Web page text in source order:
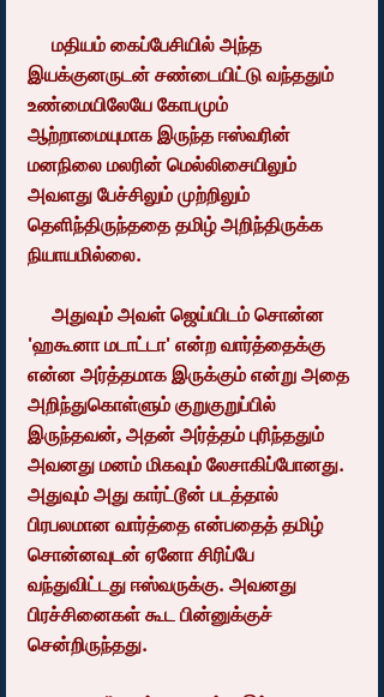
இயக்குனருடன் சண்டையிட்டு வந்ததும்
உண்மையிலேயே கோபமும்
ஆற்றாமையுமாக இருந்த ஈஸ்வரின்
மனநிலை மலரின் மெல்லிசையிலும்
அவளது பேச்சிலும் முற்றிலும்
தெளிந்திருந்ததை தமிழ் அறிந்திருக்க
நியாயமில்லை.
'ஹகூனா மடாட்டா' என்ற வார்த்தைக்கு
என்ன அர்த்தமாக இருக்கும் என்று அதை
அறிந்துகொள்ளும் குறுகுறுப்பில்
இருந்தவன், அதன் அர்த்தம் புரிந்ததும்
அவனது மனம் மிகவும் லேசாகிப்போனது.
அதுவும் அது கார்ட்டூன் படத்தால்
பிரபலமான வார்த்தை என்பதைத் தமிழ்
சொன்னவுடன் ஏனோ சிரிப்பே
வந்துவிட்டது ஈஸ்வருக்கு. அவனது
பிரச்சினைகள் கூட பின்னுக்குச்
சென்றிருந்தது.